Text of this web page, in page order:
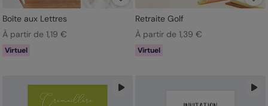
Boîte aux Lettres
À partir de 1,19 €
Virtuel
Retraite Golf
À partir de 1,39 €
Virtuel